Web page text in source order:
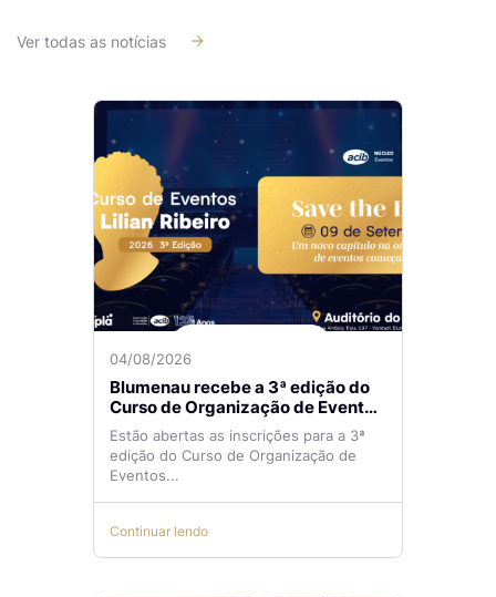
Ver todas as notícias
04/08/2026
Blumenau recebe a 3ª edição do
Curso de Organização de Eventos
Lilian Ribeiro
Estão abertas as inscrições para a 3ª
edição do Curso de Organização de
Eventos...
Continuar lendo